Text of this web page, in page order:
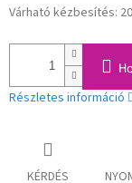
Egységár:
Várható kézbesítés:
Részletes információ
KÉRDÉS